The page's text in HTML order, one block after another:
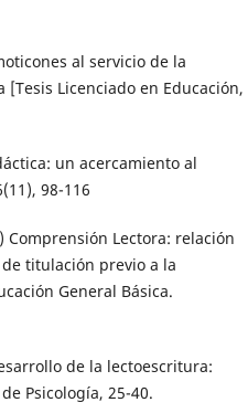
al servicio de la
Licenciado en Educación,
un acercamiento al
98-116
Comprensión Lectora: relación
titulación previo a la
General Básica.
de la lectoescritura:
Psicología, 25-40.